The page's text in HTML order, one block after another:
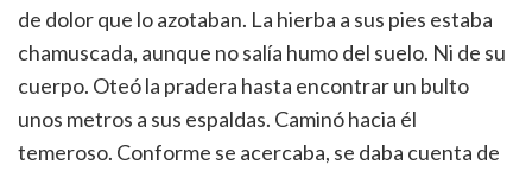
de dolor que lo azotaban. La hierba a sus pies estaba
chamuscada, aunque no salía humo del suelo. Ni de su
cuerpo. Oteó la pradera hasta encontrar un bulto
unos metros a sus espaldas. Caminó hacia él
temeroso. Conforme se acercaba, se daba cuenta de